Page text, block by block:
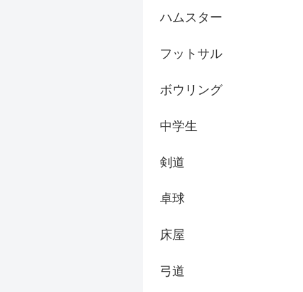
ハムスター
フットサル
ボウリング
中学生
剣道
卓球
床屋
弓道